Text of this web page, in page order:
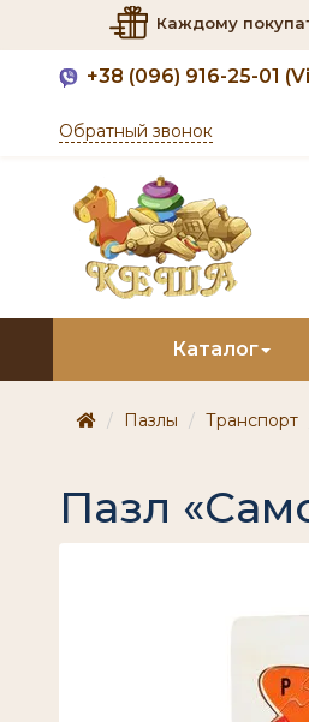
Каждому
+38 (096) 916-25-01
Обратный звонок
Каталог
Пазлы Транспорт
Пазл